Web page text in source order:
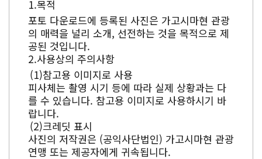
목적
포토 다운로드에 등록된 사진은 가고시마현 관광
의 매력을 널리 소개, 선전하는 것을 목적으로 제
공된 것입니다.
사용상의 주의사항
참고용 이미지로 사용
피사체는 촬영 시기 등에 따라 실제 상황과는 다
를 수 있습니다. 참고용 이미지로 사용하시기 바
랍니다.
크레딧 표시
사진의 저작권은 (공익사단법인) 가고시마현 관광
연맹 또는 제공자에게 귀속됩니다.